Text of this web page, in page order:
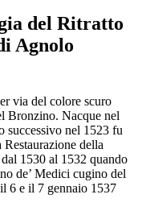
del Ritratto
Agnolo
via del colore scuro
Bronzino. Nacque nel
successivo nel 1523 fu
della
1530 al 1532 quando
de’ Medici cugino del
6 e il 7 gennaio 1537